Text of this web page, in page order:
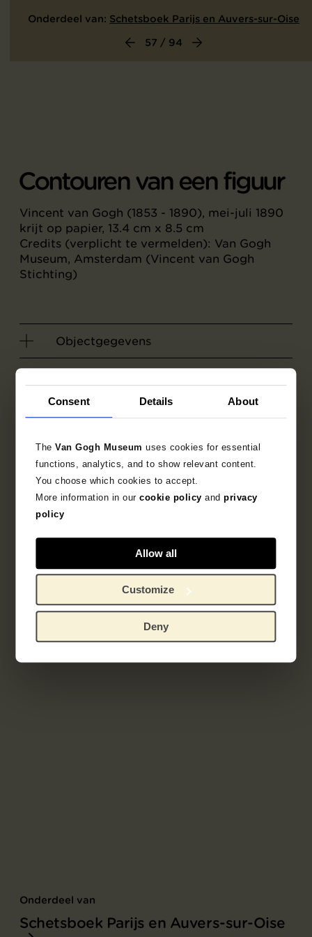
Consent Details About
TheVan Gogh Museumuses cookies for essential
functions, analytics, and to show relevant content.
You choose which cookies to accept.
More information in ourcookie policy andprivacy
policy
Allow all
Customize
Deny
Onderdeel van: Schetsboek Parijs en Auvers-sur-Oise
57 / 94
Contouren van een figuur
Vincent van Gogh (1853 - 1890), mei-juli 1890
krijt op papier, 13.4 cm x 8.5 cm
Credits (verplicht te vermelden): Van Gogh
Museum, Amsterdam (Vincent van Gogh
Stichting)
Objectgegevens
Zoek in de collectie
1890 schets tekening
Vincent van Gogh
Onderdeel van
Schetsboek Parijs en Auvers-sur-Oise